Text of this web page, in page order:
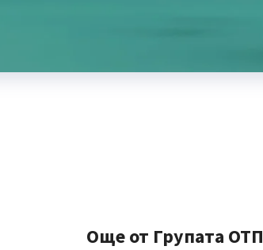
Още от Групата ОТП